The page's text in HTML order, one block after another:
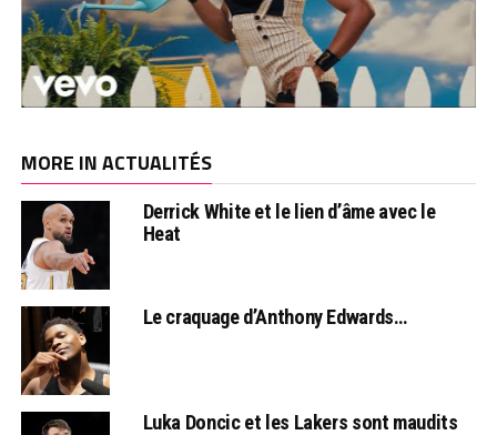
MORE IN ACTUALITÉS
Derrick White et le lien d’âme avec le
Heat
Le craquage d’Anthony Edwards…
Luka Doncic et les Lakers sont maudits